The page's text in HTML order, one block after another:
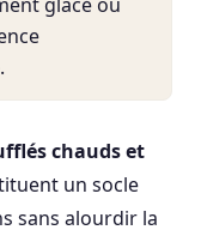
chauds et
un socle
sans alourdir la